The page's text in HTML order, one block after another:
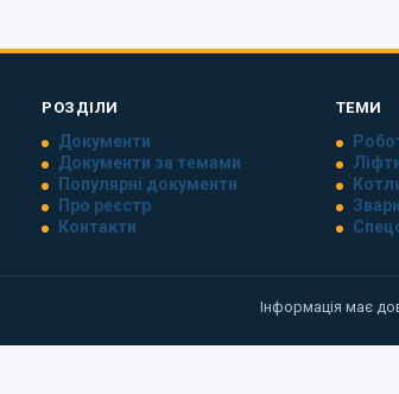
РОЗДІЛИ
Документи
Документи за темами
Популярні документи
Про реєстр
Контакти
ТЕМИ
Інформація має